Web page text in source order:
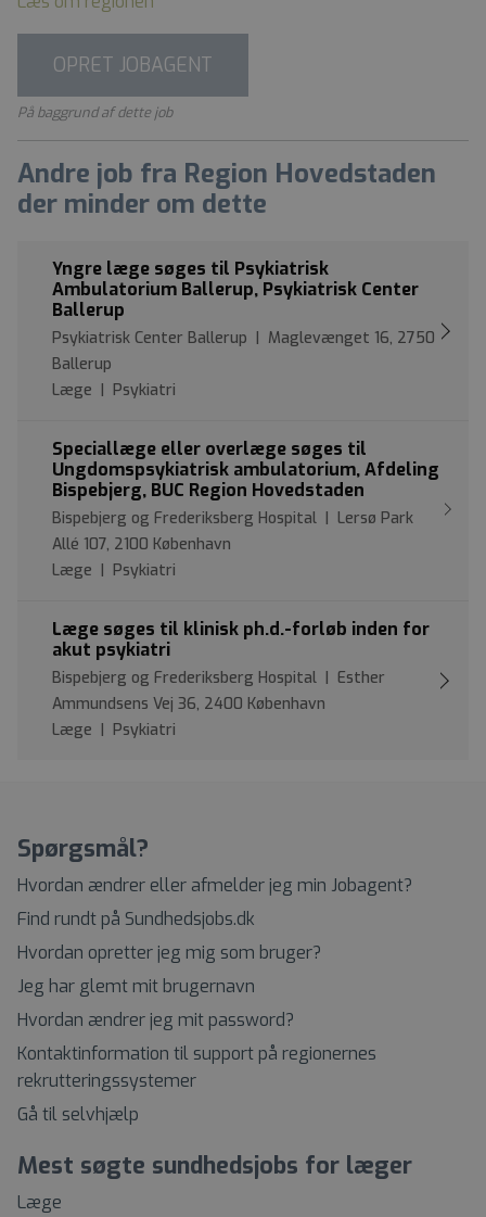
OPRET JOBAGENT
På baggrund af dette job
Andre job fra Region Hovedstaden
der minder om dette
Yngre læge søges til Psykiatrisk
Ambulatorium Ballerup, Psykiatrisk Center
Ballerup
Psykiatrisk Center Ballerup | Maglevænget 16, 2750
Ballerup
Læge | Psykiatri
Speciallæge eller overlæge søges til
Ungdomspsykiatrisk ambulatorium, Afdeling
Bispebjerg, BUC Region Hovedstaden
Bispebjerg og Frederiksberg Hospital | Lersø Park
Allé 107, 2100 København
Læge | Psykiatri
Læge søges til klinisk ph.d.-forløb inden for
akut psykiatri
Bispebjerg og Frederiksberg Hospital | Esther
Ammundsens Vej 36, 2400 København
Læge | Psykiatri
Spørgsmål?
Hvordan ændrer eller afmelder jeg min Jobagent?
Find rundt på Sundhedsjobs.dk
Hvordan opretter jeg mig som bruger?
Jeg har glemt mit brugernavn
Hvordan ændrer jeg mit password?
Kontaktinformation til support på regionernes
rekrutteringssystemer
Gå til selvhjælp
Mest søgte sundhedsjobs for læger
Læge